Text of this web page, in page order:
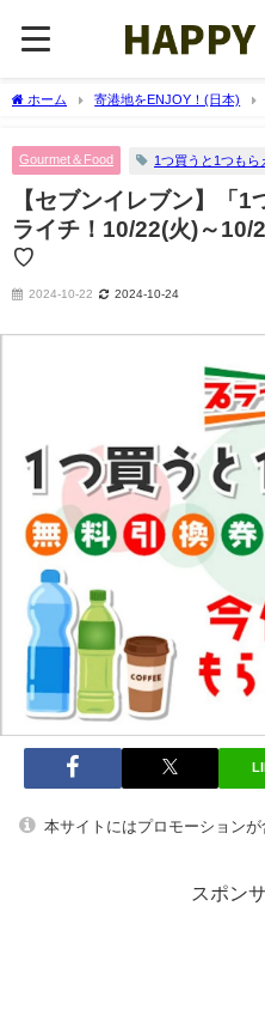
ホーム 寄港地をENJOY！(日本)
Gourmet＆Food 1つ買うと1つもら
【セブンイレブン】「
ライチ！10/22(火)～10/
♡
2024-10-22 2024-10-24
本サイトにはプロモーションが
スポン